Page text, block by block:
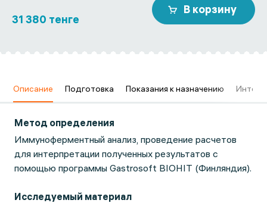
31 380 тенге
В корзину
Описание Подготовка Показания к назначению
Метод определения
Иммуноферментный анализ, проведение расчетов
для интерпретации полученных результатов с
помощью программы Gastrosoft BIOHIT (Финляндия).
Исследуемый материал